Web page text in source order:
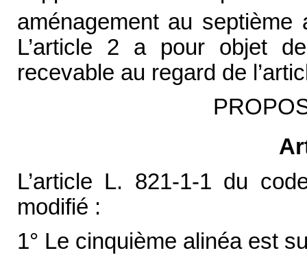
aménagement au septième
L’article 2 a pour objet
recevable au regard de
L’article L. 821-1-1 du
modifié :
1° Le cinquième alinéa est